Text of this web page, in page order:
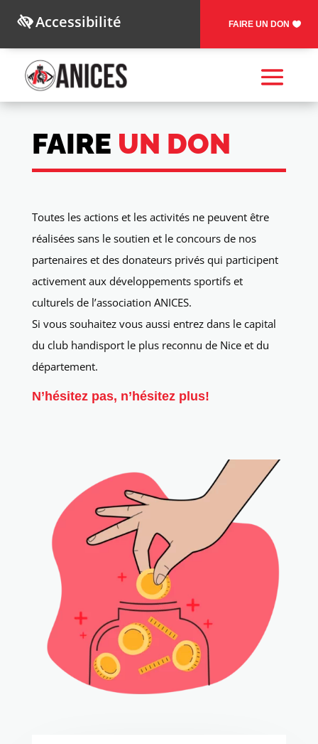
Accessibilité FAIRE UN DON
FAIRE UN DON
Toutes les actions et les activités ne peuvent être
réalisées sans le soutien et le concours de nos
partenaires et des donateurs privés qui participent
activement aux développements sportifs et
culturels de l’association ANICES.
Si vous souhaitez vous aussi entrez dans le capital
du club handisport le plus reconnu de Nice et du
département.
N’hésitez pas, n’hésitez plus!